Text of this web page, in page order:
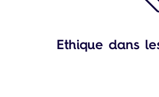
Ethique dans